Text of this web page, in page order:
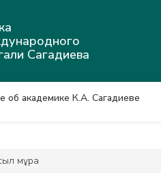
Сагадиева
об академике К.А. Сагадиеве
мұра